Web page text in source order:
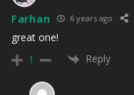
Farhan 6 years ago
great one!
1
Reply